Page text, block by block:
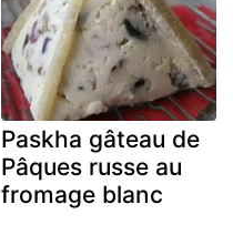
Paskha gâteau de
Pâques russe au
fromage blanc